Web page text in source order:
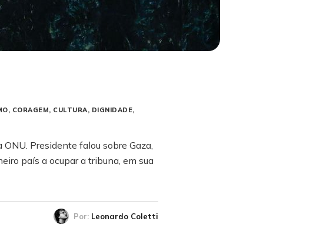
CORAGEM CULTURA DIGNIDADE
Presidente falou sobre Gaza,
país a ocupar a tribuna, em sua
Por: Leonardo Coletti